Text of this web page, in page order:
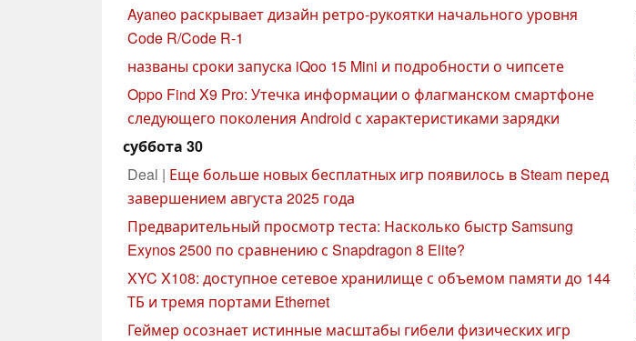
Ayaneo раскрывает дизайн ретро-рукоятки начального уровня
Code R/Code R-1
названы сроки запуска iQoo 15 Mini и подробности о чипсете
Oppo Find X9 Pro: Утечка информации о флагманском смартфоне
следующего поколения Android с характеристиками зарядки
суббота 30
Deal | Еще больше новых бесплатных игр появилось в Steam перед
завершением августа 2025 года
Предварительный просмотр теста: Насколько быстр Samsung
Exynos 2500 по сравнению с Snapdragon 8 Elite?
XYC X108: доступное сетевое хранилище с объемом памяти до 144
ТБ и тремя портами Ethernet
Геймер осознает истинные масштабы гибели физических игр